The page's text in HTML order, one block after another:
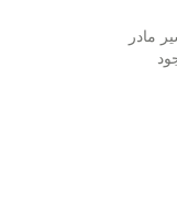
مادر